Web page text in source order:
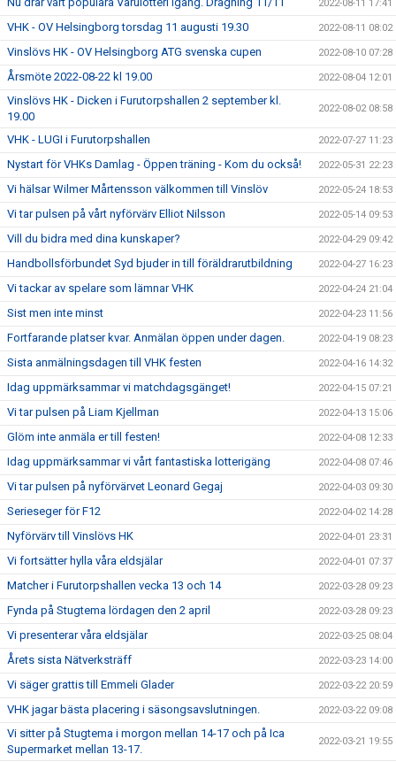
2022-08-11 17:41
VHK - OV Helsingborg torsdag 11 augusti 19.30 2022-08-11 08:02
Vinslövs HK - OV Helsingborg ATG svenska cupen 2022-08-10 07:28
Årsmöte 2022-08-22 kl 19.00 2022-08-04 12:01
Vinslövs HK - Dicken i Furutorpshallen 2 september kl.
19.00
2022-08-02 08:58
VHK - LUGI i Furutorpshallen 2022-07-27 11:23
Nystart för VHKs Damlag - Öppen träning - Kom du också! 2022-05-31 22:23
Vi hälsar Wilmer Mårtensson välkommen till Vinslöv 2022-05-24 18:53
Vi tar pulsen på vårt nyförvärv Elliot Nilsson 2022-05-14 09:53
Vill du bidra med dina kunskaper? 2022-04-29 09:42
Handbollsförbundet Syd bjuder in till föräldrarutbildning 2022-04-27 16:23
Vi tackar av spelare som lämnar VHK 2022-04-24 21:04
Sist men inte minst 2022-04-23 11:56
Fortfarande platser kvar. Anmälan öppen under dagen. 2022-04-19 08:23
Sista anmälningsdagen till VHK festen 2022-04-16 14:32
Idag uppmärksammar vi matchdagsgänget! 2022-04-15 07:21
Vi tar pulsen på Liam Kjellman 2022-04-13 15:06
Glöm inte anmäla er till festen! 2022-04-08 12:33
Idag uppmärksammar vi vårt fantastiska lotterigäng 2022-04-08 07:46
Vi tar pulsen på nyförvärvet Leonard Gegaj 2022-04-03 09:30
Serieseger för F12 2022-04-02 14:28
Nyförvärv till Vinslövs HK 2022-04-01 23:31
Vi fortsätter hylla våra eldsjälar 2022-04-01 07:37
Matcher i Furutorpshallen vecka 13 och 14 2022-03-28 09:23
Fynda på Stugtema lördagen den 2 april 2022-03-28 09:23
Vi presenterar våra eldsjälar 2022-03-25 08:04
Årets sista Nätverksträff 2022-03-23 14:00
Vi säger grattis till Emmeli Glader 2022-03-22 20:59
VHK jagar bästa placering i säsongsavslutningen. 2022-03-22 09:08
Vi sitter på Stugtema i morgon mellan 14-17 och på Ica
Supermarket mellan 13-17.
2022-03-21 19:55